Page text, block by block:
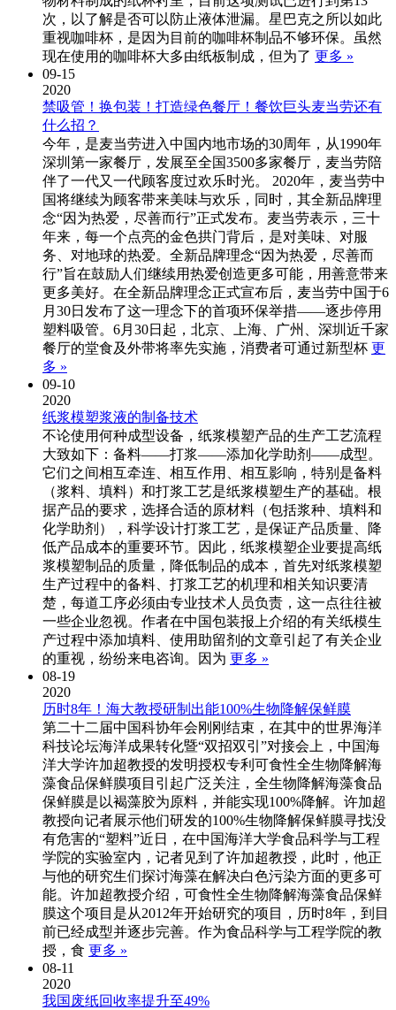
次，以了解是否可以防止液体泄漏。星巴克之所以如此
重视咖啡杯，是因为目前的咖啡杯制品不够环保。虽然
现在使用的咖啡杯大多由纸板制成，但为了 更多 »
09-15
2020
禁吸管！换包装！打造绿色餐厅！餐饮巨头麦当劳还有
什么招？
今年，是麦当劳进入中国内地市场的30周年，从1990年
深圳第一家餐厅，发展至全国3500多家餐厅，麦当劳陪
伴了一代又一代顾客度过欢乐时光。 2020年，麦当劳中
国将继续为顾客带来美味与欢乐，同时，其全新品牌理
念“因为热爱，尽善而行”正式发布。麦当劳表示，三十
年来，每一个点亮的金色拱门背后，是对美味、对服
务、对地球的热爱。全新品牌理念“因为热爱，尽善而
行”旨在鼓励人们继续用热爱创造更多可能，用善意带来
更多美好。在全新品牌理念正式宣布后，麦当劳中国于6
月30日发布了这一理念下的首项环保举措——逐步停用
塑料吸管。6月30日起，北京、上海、广州、深圳近千家
餐厅的堂食及外带将率先实施，消费者可通过新型杯 更
多 »
09-10
2020
纸浆模塑浆液的制备技术
不论使用何种成型设备，纸浆模塑产品的生产工艺流程
大致如下：备料——打浆——添加化学助剂——成型。
它们之间相互牵连、相互作用、相互影响，特别是备料
（浆料、填料）和打浆工艺是纸浆模塑生产的基础。根
据产品的要求，选择合适的原材料（包括浆种、填料和
化学助剂），科学设计打浆工艺，是保证产品质量、降
低产品成本的重要环节。因此，纸浆模塑企业要提高纸
浆模塑制品的质量，降低制品的成本，首先对纸浆模塑
生产过程中的备料、打浆工艺的机理和相关知识要清
楚，每道工序必须由专业技术人员负责，这一点往往被
一些企业忽视。作者在中国包装报上介绍的有关纸模生
产过程中添加填料、使用助留剂的文章引起了有关企业
的重视，纷纷来电咨询。因为 更多 »
08-19
2020
历时8年！海大教授研制出能100%生物降解保鲜膜
第二十二届中国科协年会刚刚结束，在其中的世界海洋
科技论坛海洋成果转化暨“双招双引”对接会上，中国海
洋大学许加超教授的发明授权专利可食性全生物降解海
藻食品保鲜膜项目引起广泛关注，全生物降解海藻食品
保鲜膜是以褐藻胶为原料，并能实现100%降解。许加超
教授向记者展示他们研发的100%生物降解保鲜膜寻找没
有危害的“塑料”近日，在中国海洋大学食品科学与工程
学院的实验室内，记者见到了许加超教授，此时，他正
与他的研究生们探讨海藻在解决白色污染方面的更多可
能。许加超教授介绍，可食性全生物降解海藻食品保鲜
膜这个项目是从2012年开始研究的项目，历时8年，到目
前已经成型并逐步完善。作为食品科学与工程学院的教
授，食 更多 »
08-11
2020
我国废纸回收率提升至49%